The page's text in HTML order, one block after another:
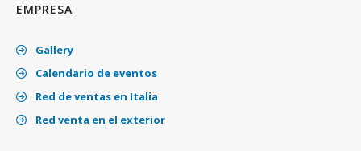
EMPRESA
Gallery
Calendario de eventos
Red de ventas en Italia
Red venta en el exterior